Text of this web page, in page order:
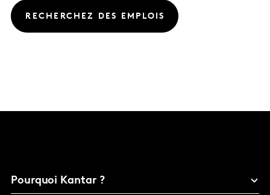
RECHERCHEZ DES EMPLOIS
Pourquoi Kantar ?